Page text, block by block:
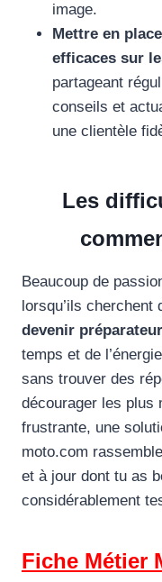
image.
Mettre en
efficaces sur
partageant
conseils et
une clientèle
Les
Beaucoup de
lorsqu’ils
devenir
temps et de
sans trouver des
décourager les plus
frustrante, une
moto.com
et à jour dont tu as
considérablement
Fiche Métier